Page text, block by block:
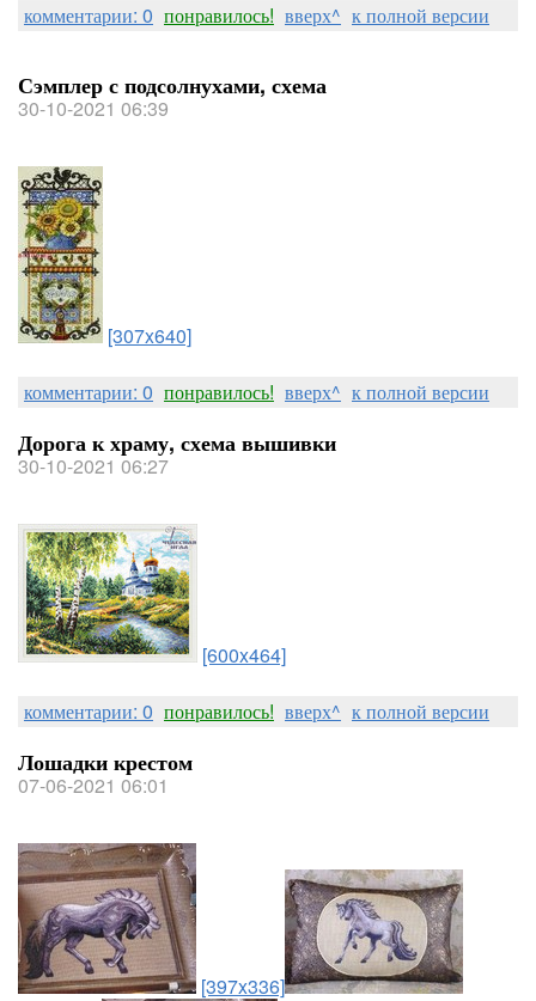
комментарии: 0 понравилось! вверх^ к полной версии
Сэмплер с подсолнухами, схема
30-10-2021 06:39
[307x640]
комментарии: 0 понравилось! вверх^ к полной версии
Дорога к храму, схема вышивки
30-10-2021 06:27
[600x464]
комментарии: 0 понравилось! вверх^ к полной версии
Лошадки крестом
07-06-2021 06:01
[397x336]